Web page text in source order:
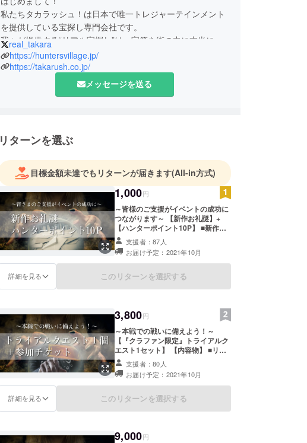
私たちタカラッシュ！は日本で唯一トレジャーテインメント
を提供している宝探し専門会社です。
我々が提供する“リアル宝探し”は、宝箱を街の中に本当に隠
し、 その場所を示す『宝の地図』を描き、宝の地図を入手し
た参加者は宝を求めて実際に街を訪れ歩きながら、一生懸命
宝箱を探します。 参加者が『宝探し』という一つのキーワー
ドでリアルに動くという仕組みを作ったのがタカラッシュ！
献すること。
そんなことをこっそりと、しっかりと目指している会社で
す。
real_takara
https://huntersvillage.jp/
https://takarush.co.jp/
メッセージを送る
リターンを選ぶ
目標金額未達でもリターンが届きます(All-in方式)
1,000円
～皆様のご支援がイベントの成功に
つながります～ 【新作お礼謎】+
【ハンターポイント10P】 ■新作お
礼謎 支援してくださった方々のた
め、心を込めてお礼謎をお送りいた
します。 ・ハンターポイント10P お
礼謎をクリアして、ハンターズヴィ
レッジでクリア報告すると、 ハン
支援者：87人
お届け予定：2021年10月
詳細を見る このリターンを選択する
3,800円
～本戦での戦いに備えよう！～
【『クラファン限定』トライアルク
エスト1セット】 【内容物】 ■リア
ル宝探しGⅡ「ハンターズカップ」
トライアルクエスト1 ■リアル宝探
しGⅡ「ハンターズカップ」参加チ
ケット ・リアル宝探しGⅡ「ハン
ターズカップ」トライアルクエスト
を把握することで、本番を有利に進
支援者：80人
お届け予定：2021年10月
詳細を見る このリターンを選択する
9,000円